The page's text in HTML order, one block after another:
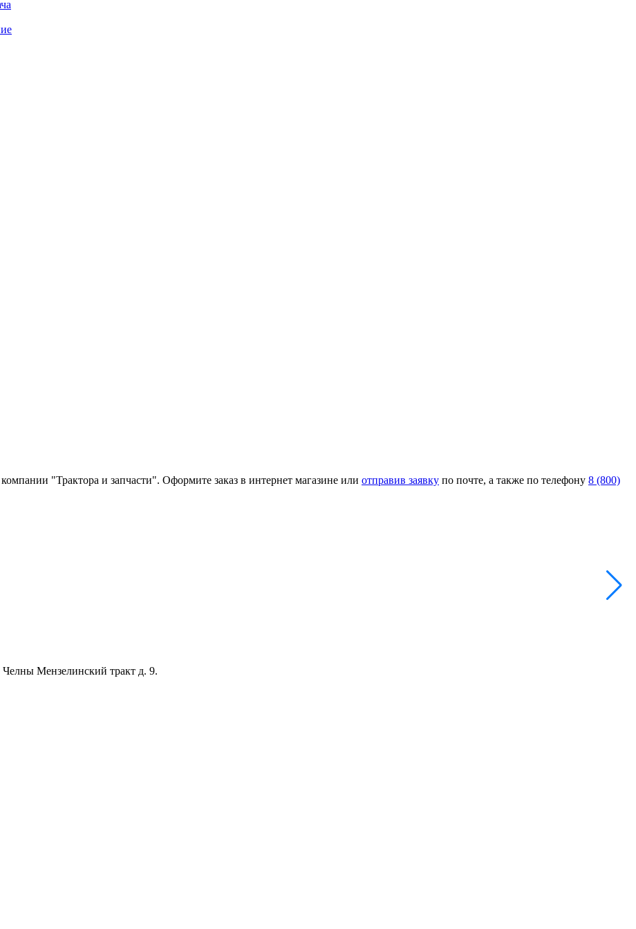
"Трактора и запчасти". Оформите заказ в интернет магазине или отправив заявку по почте, а также по телефону 8 (800)
Мензелинский тракт д. 9.